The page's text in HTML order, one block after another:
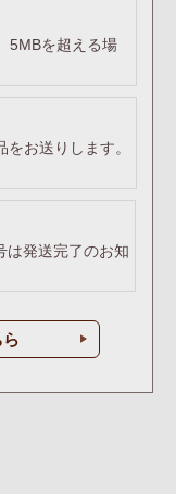
5MBを超える場
お送りします。
は発送完了のお知